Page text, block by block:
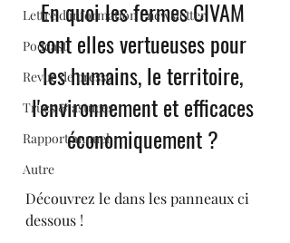
Lettre d'information / newsletter
Podcast
Revue de presse
Trucs & astuces
Rapport annuel
Autre
En quoi les fermes CIVAM
sont elles vertueuses pour
les humains, le territoire,
l'environnement et efficaces
économiquement ?
Découvrez le dans les panneaux ci
dessous !